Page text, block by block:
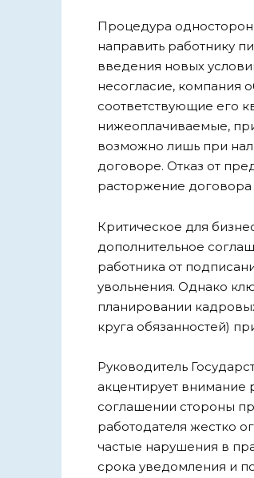
Процедура
направить работнику
введения новых
несогласие, компания
соответствующие его
нижеоплачиваемые,
возможно лишь при
договоре. Отказ от
расторжение договора
Критическое для
дополнительное
работника от
увольнения. Однако
планировании
круга обязанностей)
Руководитель
акцентирует внимание
соглашении стороны
работодателя жестко
частые нарушения в
срока уведомления и